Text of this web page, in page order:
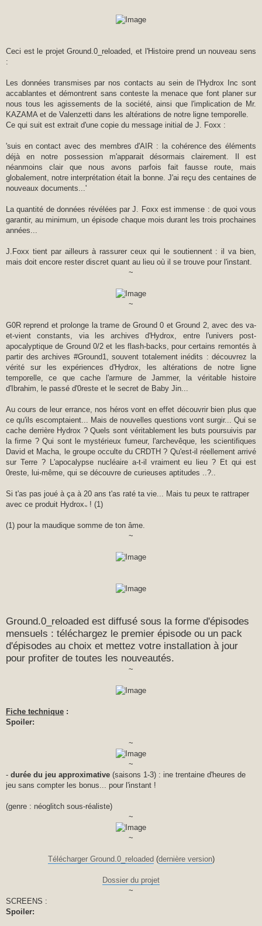
Ceci est le projet Ground.0_reloaded, et l'Histoire prend un nouveau sens
:
Les données transmises par nos contacts au sein de l'Hydrox Inc sont
accablantes et démontrent sans conteste la menace que font planer sur
nous tous les agissements de la société, ainsi que l'implication de Mr.
KAZAMA et de Valenzetti dans les altérations de notre ligne temporelle.
Ce qui suit est extrait d'une copie du message initial de J. Foxx :
'suis en contact avec des membres d'AIR : la cohérence des éléments
déjà en notre possession m'apparait désormais clairement. Il est
néanmoins clair que nous avons parfois fait fausse route, mais
globalement, notre interprétation était la bonne. J'ai reçu des centaines de
nouveaux documents...'
La quantité de données révélées par J. Foxx est immense : de quoi vous
garantir, au minimum, un épisode chaque mois durant les trois prochaines
années...
J.Foxx tient par ailleurs à rassurer ceux qui le soutiennent : il va bien,
mais doit encore rester discret quant au lieu où il se trouve pour l'instant.
~
~
G0R reprend et prolonge la trame de Ground 0 et Ground 2, avec des va-
et-vient constants, via les archives d'Hydrox, entre l'univers post-
apocalyptique de Ground 0/2 et les flash-backs, pour certains remontés à
partir des archives #Ground1, souvent totalement inédits : découvrez la
vérité sur les expériences d'Hydrox, les altérations de notre ligne
temporelle, ce que cache l'armure de Jammer, la véritable histoire
d'Ibrahim, le passé d'0reste et le secret de Baby Jin...
Au cours de leur errance, nos héros vont en effet découvrir bien plus que
ce qu'ils escomptaient... Mais de nouvelles questions vont surgir... Qui se
cache derrière Hydrox ? Quels sont véritablement les buts poursuivis par
la firme ? Qui sont le mystérieux fumeur, l'archevêque, les scientifiques
David et Macha, le groupe occulte du CRDTH ? Qu'est-il réellement arrivé
sur Terre ? L'apocalypse nucléaire a-t-il vraiment eu lieu ? Et qui est
0reste, lui-même, qui se découvre de curieuses aptitudes ..?..
Si t'as pas joué à ça à 20 ans t'as raté ta vie... Mais tu peux te rattraper
avec ce produit Hydrox TM ! (1)
(1) pour la maudique somme de ton âme.
~
Ground.0_reloaded est diffusé sous la forme d'épisodes
mensuels : téléchargez le premier épisode ou un pack
d'épisodes au choix et mettez votre installation à jour
pour profiter de toutes les nouveautés.
~
Fiche technique :
Spoiler:
~
~
- durée du jeu approximative (saisons 1-3) : ine trentaine d'heures de
jeu sans compter les bonus... pour l'instant !
(genre : néoglitch sous-réaliste)
~
~
Télécharger Ground.0_reloaded (dernière version)
Dossier du projet
~
SCREENS :
Spoiler: